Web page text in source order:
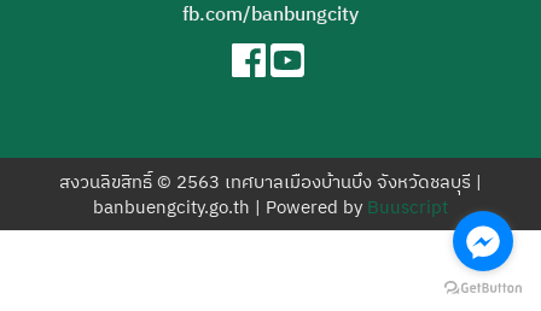
fb.com/banbungcity
สงวนลิขสิทธิ์ © 2563 เทศบาลเมืองบ้านบึง จังหวัดชลบุรี |
banbuengcity.go.th | Powered by Buuscript